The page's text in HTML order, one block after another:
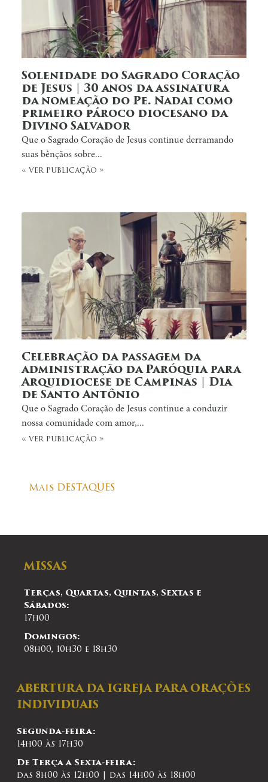
Solenidade do Sagrado Coração
de Jesus | 30 anos da assinatura
da nomeação do Pe. Nadai como
primeiro pároco diocesano da
Divino Salvador
Que o Sagrado Coração de Jesus continue derramando
suas bênçãos sobre...
« ver publicação »
Celebração da passagem da
administração da Paróquia para
Arquidiocese de Campinas | Dia
de Santo Antônio
Que o Sagrado Coração de Jesus continue a conduzir
nossa comunidade com amor,...
« ver publicação »
Mais DESTAQUES
MISSAS
Terças, Quartas, Quintas, Sextas e
Sábados:
17h00
Domingos:
08h00, 10h30 e 18h30
ABERTURA DA IGREJA PARA ORAÇÕES
INDIVIDUAIS
Segunda-feira:
14h00 às 17h30
De Terça a Sexta-feira:
das 8h00 às 12h00 | das 14h00 às 18h00